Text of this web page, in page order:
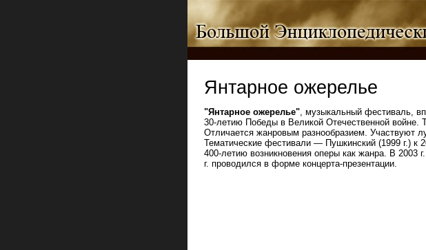
Янтарное ожерелье
"Янтарное ожерелье", музыкальный фестиваль,
30‑летию Победы в Великой Отечественной войне.
Отличается жанровым разнообразием. Участвуют
Тематические фестивали — Пушкинский (1999 г.) к
400‑летию возникновения оперы как жанра. В 2003
г. проводился в форме концерта-презентации.